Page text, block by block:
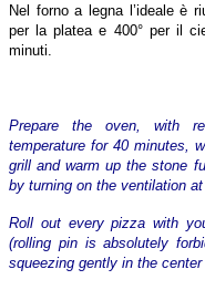
Nel forno a legna l’ideale è
per la platea e 400° per il
minuti.
Prepare the oven, with
temperature for 40 minutes,
grill and warm up the stone
by turning on the ventilation
Roll out every pizza with
(rolling pin is absolutely
squeezing gently in the center